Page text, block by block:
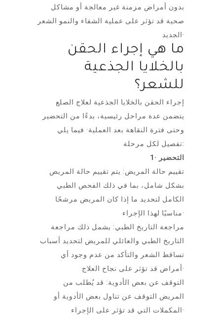
بدون أمراض مزمنة غير معالجة أو مشاكل
صحية قد تؤثر على عملية الشفاء والنمو الشعر
الجديد·
ما هي إجراء الحقن
بالخلايا الجذعية
للشعر؟
إجراء الحقن بالخلايا الجذعية لعلاج الصلع
يتضمن عدة مراحل رئيسية، بدءًا من التحضير
وحتى فترة النقاهة بعد العملية· فيما يلي
تفصيل لكل مرحلة:
1· التحضير
تقييم حالة المريض: يتم تقييم حالة المريض
بشكل شامل، بما في ذلك الفحص الطبي
الكامل لتحديد ما إذا كان المريض مرشحًا
مناسبًا لهذا الإجراء·
مراجعة التاريخ الطبي: يشمل ذلك مراجعة
التاريخ الطبي والعائلي للمريض لتحديد أسباب
تساقط الشعر والتأكد من عدم وجود أي
أمراض قد تؤثر على نجاح العلاج·
التوقف عن بعض الأدوية: قد يُطلب من
المريض التوقف عن تناول بعض الأدوية أو
المكملات التي قد تؤثر على الإجراء·